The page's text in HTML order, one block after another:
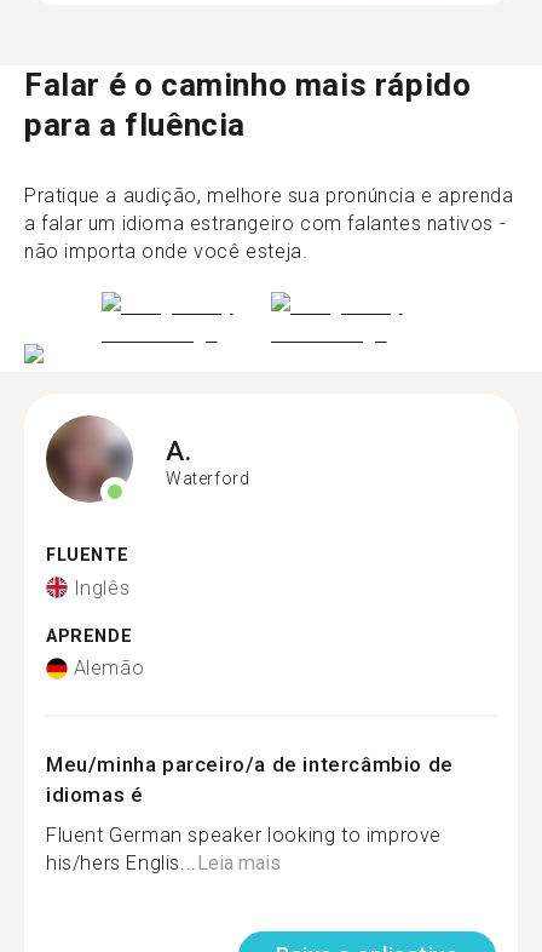
Falar é o caminho mais rápido
para a fluência
Pratique a audição, melhore sua pronúncia e aprenda
a falar um idioma estrangeiro com falantes nativos -
não importa onde você esteja.
A.
Waterford
FLUENTE
Inglês
APRENDE
Alemão
Meu/minha parceiro/a de intercâmbio de
idiomas é
Fluent German speaker looking to improve
his/hers Englis...Leia mais